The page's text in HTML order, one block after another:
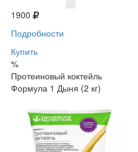
1900
Подробности
Купить
%
Протеиновый коктейль
Формула 1 Дыня (2 кг)